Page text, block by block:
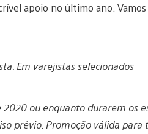
apoio no último ano.
. Em varejistas selecionados
2020 ou enquanto durarem
prévio. Promoção válida para